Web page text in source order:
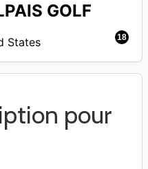
18
GOLF
States
pour